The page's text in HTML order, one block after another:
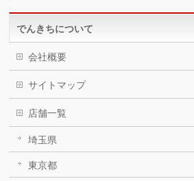
でんきちについて
会社概要
サイトマップ
店舗一覧
埼玉県
東京都